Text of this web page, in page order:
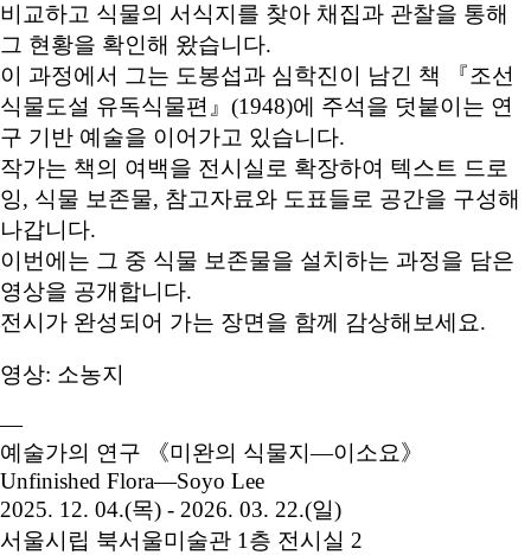
비교하고 식물의 서식지를 찾아 채집과 관찰을 통해
그 현황을 확인해 왔습니다.
이 과정에서 그는 도봉섭과 심학진이 남긴 책 『조선
식물도설 유독식물편』(1948)에 주석을 덧붙이는 연
구 기반 예술을 이어가고 있습니다.
작가는 책의 여백을 전시실로 확장하여 텍스트 드로
잉, 식물 보존물, 참고자료와 도표들로 공간을 구성해
나갑니다.
이번에는 그 중 식물 보존물을 설치하는 과정을 담은
영상을 공개합니다.
전시가 완성되어 가는 장면을 함께 감상해보세요.
영상: 소농지
―
예술가의 연구 《미완의 식물지—이소요》
Unfinished Flora—Soyo Lee
2025. 12. 04.(목) - 2026. 03. 22.(일)
서울시립 북서울미술관 1층 전시실 2